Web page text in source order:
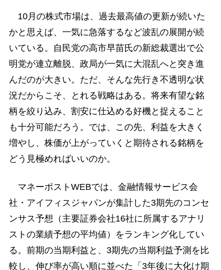
10月の株式市場は、過去最高値の更新が続いた
かと思えば、一気に急落するなど波乱の展開が続
いている。自民党の高市早苗氏の新総裁選出で公
明党が連立離脱、政局が一気に大混乱へと突き進
んだのが大きい。ただ、そんな先行き不透明な状
況だからこそ、とれる戦略はある。将来有望な銘
柄を絞り込み、割安に仕込める好機と捉えること
も十分可能だろう。では、この先、利益を大きく
増やし、株価が上がっていくと期待される銘柄を
どう見極めればいいのか。
マネーポストWEBでは、金融情報サービス会
社・アイフィスジャパンが集計した3期先のコンセ
ンサス予想（主要証券会社16社に所属するアナリ
ストの業績予想の平均値）をランキング化してい
る。前期の当期利益と、3期先の当期利益予測を比
較し、伸び率が高い順に並べた「3年後に大化け期